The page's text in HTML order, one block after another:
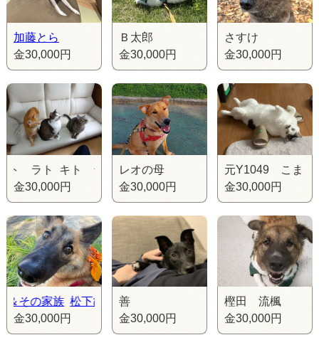
加藤とら
金30,000円
Ｂ太郎
金30,000円
さすけ
金30,000円
ト キト テト ラト キト テト ラト
金30,000円
レオの母
金30,000円
元Y1049 こま
金30,000円
家族 松下ひなた＆その家族
松下ひなた＆その家族
金30,000円
善
金30,000円
樫田 流楓
金30,000円